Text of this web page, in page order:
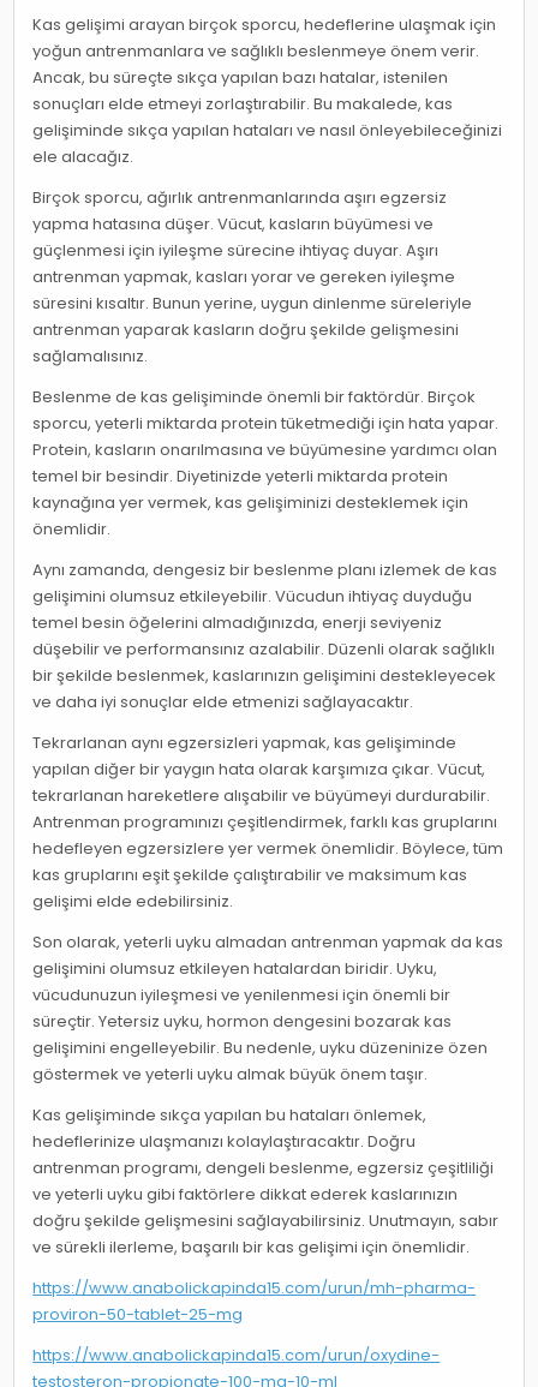
Kas gelişimi arayan birçok sporcu, hedeflerine ulaşmak için
yoğun antrenmanlara ve sağlıklı beslenmeye önem verir.
Ancak, bu süreçte sıkça yapılan bazı hatalar, istenilen
sonuçları elde etmeyi zorlaştırabilir. Bu makalede, kas
gelişiminde sıkça yapılan hataları ve nasıl önleyebileceğinizi
ele alacağız.
Birçok sporcu, ağırlık antrenmanlarında aşırı egzersiz
yapma hatasına düşer. Vücut, kasların büyümesi ve
güçlenmesi için iyileşme sürecine ihtiyaç duyar. Aşırı
antrenman yapmak, kasları yorar ve gereken iyileşme
süresini kısaltır. Bunun yerine, uygun dinlenme süreleriyle
antrenman yaparak kasların doğru şekilde gelişmesini
sağlamalısınız.
Beslenme de kas gelişiminde önemli bir faktördür. Birçok
sporcu, yeterli miktarda protein tüketmediği için hata yapar.
Protein, kasların onarılmasına ve büyümesine yardımcı olan
temel bir besindir. Diyetinizde yeterli miktarda protein
kaynağına yer vermek, kas gelişiminizi desteklemek için
önemlidir.
Aynı zamanda, dengesiz bir beslenme planı izlemek de kas
gelişimini olumsuz etkileyebilir. Vücudun ihtiyaç duyduğu
temel besin öğelerini almadığınızda, enerji seviyeniz
düşebilir ve performansınız azalabilir. Düzenli olarak sağlıklı
bir şekilde beslenmek, kaslarınızın gelişimini destekleyecek
ve daha iyi sonuçlar elde etmenizi sağlayacaktır.
Tekrarlanan aynı egzersizleri yapmak, kas gelişiminde
yapılan diğer bir yaygın hata olarak karşımıza çıkar. Vücut,
tekrarlanan hareketlere alışabilir ve büyümeyi durdurabilir.
Antrenman programınızı çeşitlendirmek, farklı kas gruplarını
hedefleyen egzersizlere yer vermek önemlidir. Böylece, tüm
kas gruplarını eşit şekilde çalıştırabilir ve maksimum kas
gelişimi elde edebilirsiniz.
Son olarak, yeterli uyku almadan antrenman yapmak da kas
gelişimini olumsuz etkileyen hatalardan biridir. Uyku,
vücudunuzun iyileşmesi ve yenilenmesi için önemli bir
süreçtir. Yetersiz uyku, hormon dengesini bozarak kas
gelişimini engelleyebilir. Bu nedenle, uyku düzeninize özen
göstermek ve yeterli uyku almak büyük önem taşır.
Kas gelişiminde sıkça yapılan bu hataları önlemek,
hedeflerinize ulaşmanızı kolaylaştıracaktır. Doğru
antrenman programı, dengeli beslenme, egzersiz çeşitliliği
ve yeterli uyku gibi faktörlere dikkat ederek kaslarınızın
doğru şekilde gelişmesini sağlayabilirsiniz. Unutmayın, sabır
ve sürekli ilerleme, başarılı bir kas gelişimi için önemlidir.
https://www.anabolickapinda15.com/urun/mh-pharma-
proviron-50-tablet-25-mg
https://www.anabolickapinda15.com/urun/oxydine-
testosteron-propionate-100-mg-10-ml